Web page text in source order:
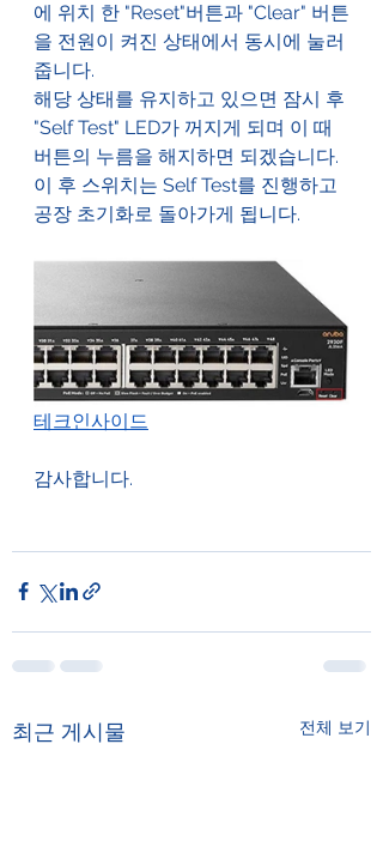
에 위치 한 "Reset"버튼과 "Clear" 버튼
을 전원이 켜진 상태에서 동시에 눌러
줍니다.
해당 상태를 유지하고 있으면 잠시 후
"Self Test" LED가 꺼지게 되며 이 때
버튼의 누름을 해지하면 되겠습니다.
이 후 스위치는 Self Test를 진행하고
공장 초기화로 돌아가게 됩니다.
테크인사이드
감사합니다.
최근 게시물 전체 보기